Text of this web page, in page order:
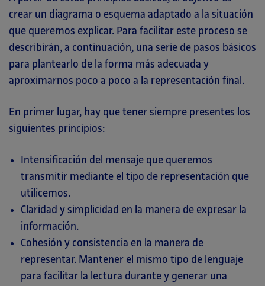
crear un diagrama o esquema adaptado a la situación
que queremos explicar. Para facilitar este proceso se
describirán, a continuación, una serie de pasos básicos
para plantearlo de la forma más adecuada y
aproximarnos poco a poco a la representación final.
En primer lugar, hay que tener siempre presentes los
siguientes principios:
Intensificación del mensaje que queremos
transmitir mediante el tipo de representación que
utilicemos.
Claridad y simplicidad en la manera de expresar la
información.
Cohesión y consistencia en la manera de
representar. Mantener el mismo tipo de lenguaje
para facilitar la lectura durante y generar una